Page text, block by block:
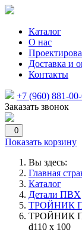
Каталог
О нас
Доставка и
Контакты
+7 (960) 881-
Заказать звонок
0
Показать корзину
Вы здесь:
Главная
Каталог
Детали ПВХ
ТРОЙНИК
ТРОЙНИК
d110 х 100